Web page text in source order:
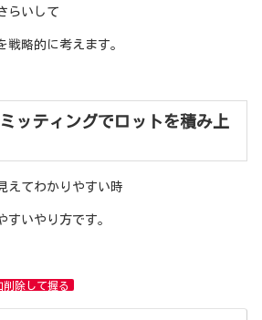
らいして
戦略的に考えます。
ッティングでロットを積み上
えてわかりやすい時
すいやり方です。
除して握る